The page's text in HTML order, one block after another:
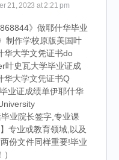
21, 2023 at 2:21 pm
》做耶什华毕业
制作学校原版美国叶
华大学文凭证书do
叶史瓦大学毕业证成
华大学文凭证书Q
业证成绩单伊耶什华
业院长签字,专业课
专业或教育领域,以及
份文件同样重要!毕业
）